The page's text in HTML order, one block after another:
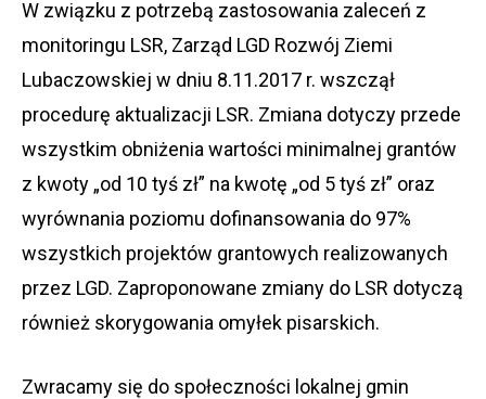
W związku z potrzebą zastosowania zaleceń z
monitoringu LSR, Zarząd LGD Rozwój Ziemi
Lubaczowskiej w dniu 8.11.2017 r. wszczął
procedurę aktualizacji LSR. Zmiana dotyczy przede
wszystkim obniżenia wartości minimalnej grantów
z kwoty „od 10 tyś zł” na kwotę „od 5 tyś zł” oraz
wyrównania poziomu dofinansowania do 97%
wszystkich projektów grantowych realizowanych
przez LGD. Zaproponowane zmiany do LSR dotyczą
również skorygowania omyłek pisarskich.
Zwracamy się do społeczności lokalnej gmin